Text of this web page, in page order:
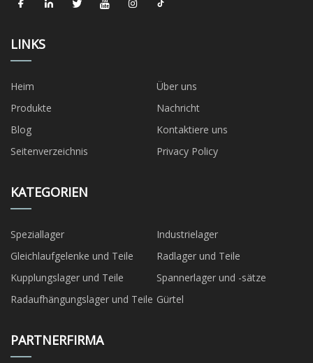
LINKS
Heim
Über uns
Produkte
Nachricht
Blog
Kontaktiere uns
Seitenverzeichnis
Privacy Policy
KATEGORIEN
Speziallager
Industrielager
Gleichlaufgelenke und Teile
Radlager und Teile
Kupplungslager und Teile
Spannerlager und -sätze
Radaufhängungslager und Teile Gürtel
PARTNERFIRMA